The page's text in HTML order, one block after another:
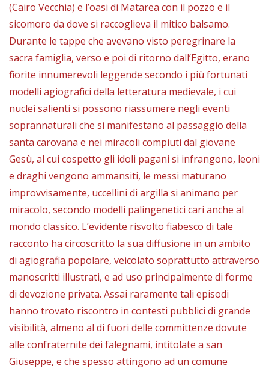
(Cairo Vecchia) e l’oasi di Matarea con il pozzo e il
sicomoro da dove si raccoglieva il mitico balsamo.
Durante le tappe che avevano visto peregrinare la
sacra famiglia, verso e poi di ritorno dall’Egitto, erano
fiorite innumerevoli leggende secondo i più fortunati
modelli agiografici della letteratura medievale, i cui
nuclei salienti si possono riassumere negli eventi
soprannaturali che si manifestano al passaggio della
santa carovana e nei miracoli compiuti dal giovane
Gesù, al cui cospetto gli idoli pagani si infrangono, leoni
e draghi vengono ammansiti, le messi maturano
improvvisamente, uccellini di argilla si animano per
miracolo, secondo modelli palingenetici cari anche al
mondo classico. L’evidente risvolto fiabesco di tale
racconto ha circoscritto la sua diffusione in un ambito
di agiografia popolare, veicolato soprattutto attraverso
manoscritti illustrati, e ad uso principalmente di forme
di devozione privata. Assai raramente tali episodi
hanno trovato riscontro in contesti pubblici di grande
visibilità, almeno al di fuori delle committenze dovute
alle confraternite dei falegnami, intitolate a san
Giuseppe, e che spesso attingono ad un comune